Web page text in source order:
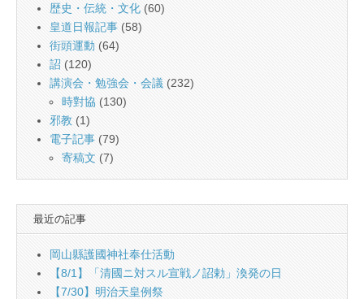
歴史・伝統・文化 (60)
皇道日報記事 (58)
街頭運動 (64)
詔 (120)
講演会・勉強会・会議 (232)
時對協 (130)
邪教 (1)
電子記事 (79)
寄稿文 (7)
最近の記事
岡山縣護國神社奉仕活動
【8/1】「清國ニ対スル宣戦ノ詔勅」渙発の日
【7/30】明治天皇例祭